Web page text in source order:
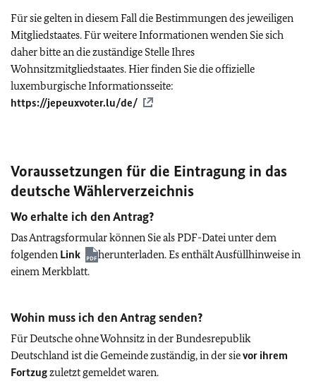
Für sie gelten in diesem Fall die Bestimmungen des jeweiligen
Mitgliedstaates. Für weitere Informationen wenden Sie sich
daher bitte an die zuständige Stelle Ihres
Wohnsitzmitgliedstaates. Hier finden Sie die offizielle
luxemburgische Informationsseite:
https://jepeuxvoter.lu/de/
Voraussetzungen für die Eintragung in das
deutsche Wählerverzeichnis
Wo erhalte ich den Antrag?
Das Antragsformular können Sie als PDF-Datei unter dem
folgenden Link
herunterladen. Es enthält Ausfüllhinweise in
einem Merkblatt.
Wohin muss ich den Antrag senden?
Für Deutsche ohne Wohnsitz in der Bundesrepublik
Deutschland ist die Gemeinde zuständig, in der sievor ihrem
Fortzugzuletzt gemeldet waren.